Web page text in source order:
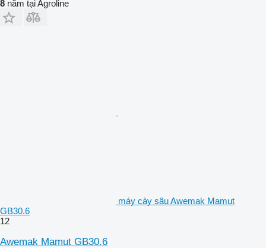
8 năm tại Agroline
máy cày sâu Awemak Mamut
GB30.6
12
Awemak Mamut GB30.6